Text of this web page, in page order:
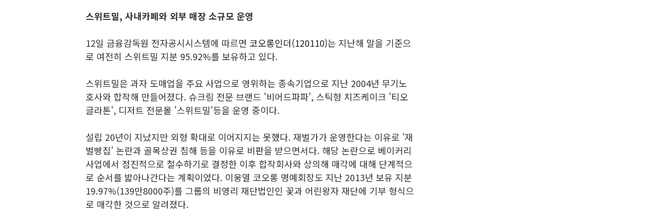
스위트밀, 사내카페와 외부 매장 소규모 운영
12일 금융감독원 전자공시시스템에 따르면 코오롱인더(120110)는 지난해 말을 기준으
로 여전히 스위트밀 지분 95.92%를 보유하고 있다.
스위트밀은 과자 도매업을 주요 사업으로 영위하는 종속기업으로 지난 2004년 무기노
호사와 합작해 만들어졌다. 슈크림 전문 브랜드 '비어드파파', 스틱형 치즈케이크 '티오
글라톤', 디저트 전문몰 '스위트밀'등을 운영 중이다.
설립 20년이 지났지만 외형 확대로 이어지지는 못했다. 재벌가가 운영한다는 이유로 '재
벌빵집' 논란과 골목상권 침해 등을 이유로 비판을 받으면서다. 해당 논란으로 베이커리
사업에서 점진적으로 철수하기로 결정한 이후 합작회사와 상의해 매각에 대해 단계적으
로 순서를 밟아나간다는 계획이었다. 이웅열 코오롱 명예회장도 지난 2013년 보유 지분
19.97%(139만8000주)를 그룹의 비영리 재단법인인 꽃과 어린왕자 재단에 기부 형식으
로 매각한 것으로 알려졌다.